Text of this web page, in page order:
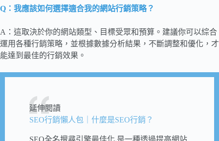
Q：我應該如何選擇適合我的網站行銷策略？
A：這取決於你的網站類型、目標受眾和預算。建議你可以綜合
運用各種行銷策略，並根據數據分析結果，不斷調整和優化，才
能達到最佳的行銷效果。
延伸閱讀
SEO行銷懶人包｜什麼是SEO行銷？
SEO全名搜尋引擎最佳化,是一種透過提高網站